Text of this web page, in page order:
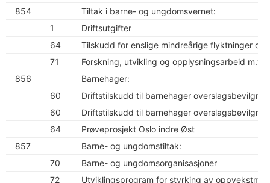
854
Tiltak i barne- og ungdomsvernet:
1
Driftsutgifter
64
Tilskudd for enslige mindreårige flyktninger og
71
Forskning, utvikling og opplysningsarbeid m.v.
856
Barnehager:
60
Driftstilskudd til barnehager
60
Driftstilskudd til barnehager
64
Prøveprosjekt Oslo indre Øst
857
Barne- og ungdomstiltak:
70
Barne- og ungdomsorganisasjoner
72
Utviklingsprogram for styrking av